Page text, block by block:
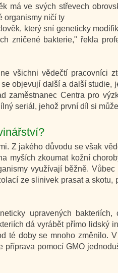
má ve svých střevech
organismy ničí ty
který sní geneticky
zničené bakterie," řekla
všichni vědečtí pracovníci
objevují další a další studie,
zaměstnanec Centra pro
seriál, jehož první díl si
Z jakého důvodu se však
myších zkoumat kožní
využívají běžně. Vůbec
ze slinivek prasat a skotu,
upravených bakteriích,
dá vyrábět přímo lidský
té doby se mnoho změnilo.
pomocí GMO